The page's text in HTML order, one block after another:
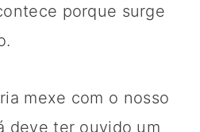
porque surge
mexe com o nosso
deve ter ouvido um